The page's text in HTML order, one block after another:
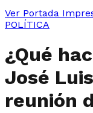
Ver Portada
POLÍTICA
¿Qué
José
reunión